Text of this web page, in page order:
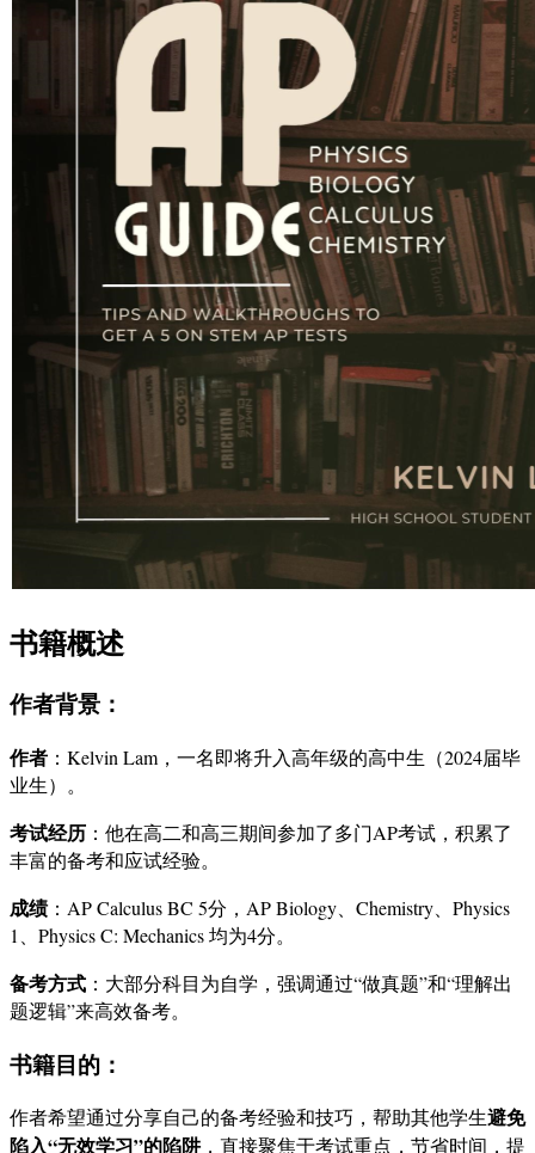
书籍概述
作者背景：
作者 ：Kelvin Lam，一名即将升入高年级的高中生（2024届毕
业生）。
考试经历 ：他在高二和高三期间参加了多门AP考试，积累了
丰富的备考和应试经验。
成绩：AP Calculus BC 5分，AP Biology、Chemistry、Physics
1、Physics C: Mechanics 均为4分。
备考方式 ：大部分科目为自学，强调通过“做真题”和“理解出
题逻辑”来高效备考。
书籍目的：
作者希望通过分享自己的备考经验和技巧，帮助其他学生避免
陷入“无效学习”的陷阱，直接聚焦于考试重点，节省时间，提